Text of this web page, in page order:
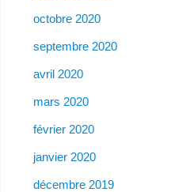
octobre 2020
septembre 2020
avril 2020
mars 2020
février 2020
janvier 2020
décembre 2019